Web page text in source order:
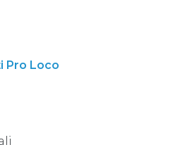
Pro Loco